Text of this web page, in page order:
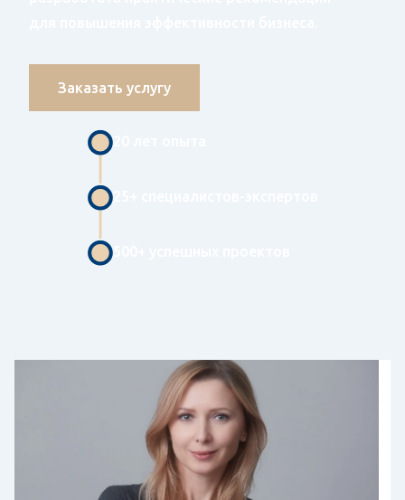
Заказать услугу
20 лет опыта
25+ специалистов-экспертов
500+ успешных проектов